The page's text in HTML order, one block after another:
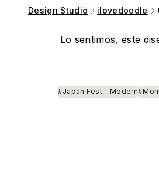
Design Studio ilovedoodle
Lo sentimos, este
#Japan Fest - Modern